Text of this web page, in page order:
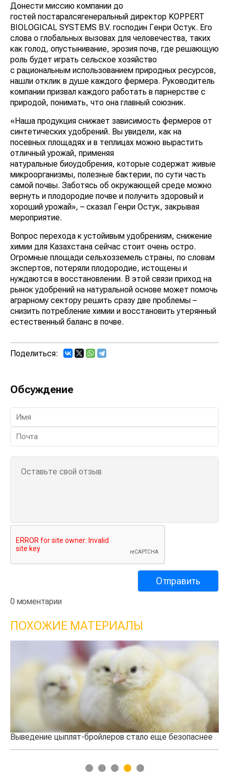
Донести миссию компании до
гостей постаралсягенеральный директор KOPPERT
BIOLOGICAL SYSTEMS B.V. господин Генри Остук. Его
слова о глобальных вызовах для человечества, таких
как голод, опустынивание, эрозия почв, где решающую
роль будет играть сельское хозяйство
с рациональным использованием природных ресурсов,
нашли отклик в душе каждого фермера. Руководитель
компании призвал каждого работать в парнерстве с
природой, понимать, что она главный союзник.
«Наша продукция снижает зависимость фермеров от
синтетических удобрений. Вы увидели, как на
посевных площадях и в теплицах можно вырастить
отличный урожай, применяя
натуральные биоудобрения, которые содержат живые
микроорганизмы, полезные бактерии, по сути часть
самой почвы. Заботясь об окружающей среде можно
вернуть и плодородие почве и получить здоровый и
хороший урожай», – сказал Генри Остук, закрывая
мероприятие.
Вопрос перехода к устойивым удобрениям, снижение
химии для Казахстана сейчас стоит очень остро.
Огромные площади сельхозземель страны, по словам
экспертов, потеряли плодородие, истощены и
нуждаются в восстановлении. В этой связи приход на
рынок удобрений на натуральной основе может помочь
аграрному сектору решить сразу две проблемы –
снизить потребление химии и восстановить утерянный
естественный баланс в почве.
Поделиться:
Обсуждение
0 моментарии
ПОХОЖИЕ МАТЕРИАЛЫ
Новый скороспелый и засухоустойчивый сорт
1 2 3 4 5